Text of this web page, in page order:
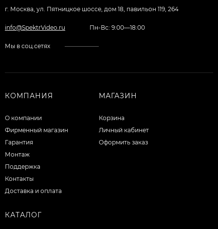
г. Москва, ул. Пятницкое шоссе, дом 18, павильон 119, 264
info@SpektrVideo.ru Пн-Вс: 9:00—18:00
Мы в соц.сетях
КОМПАНИЯ
О компании
Фирменный магазин
Гарантия
Монтаж
Поддержка
Контакты
Доставка и оплата
МАГАЗИН
Корзина
Личный кабинет
Оформить заказ
КАТАЛОГ